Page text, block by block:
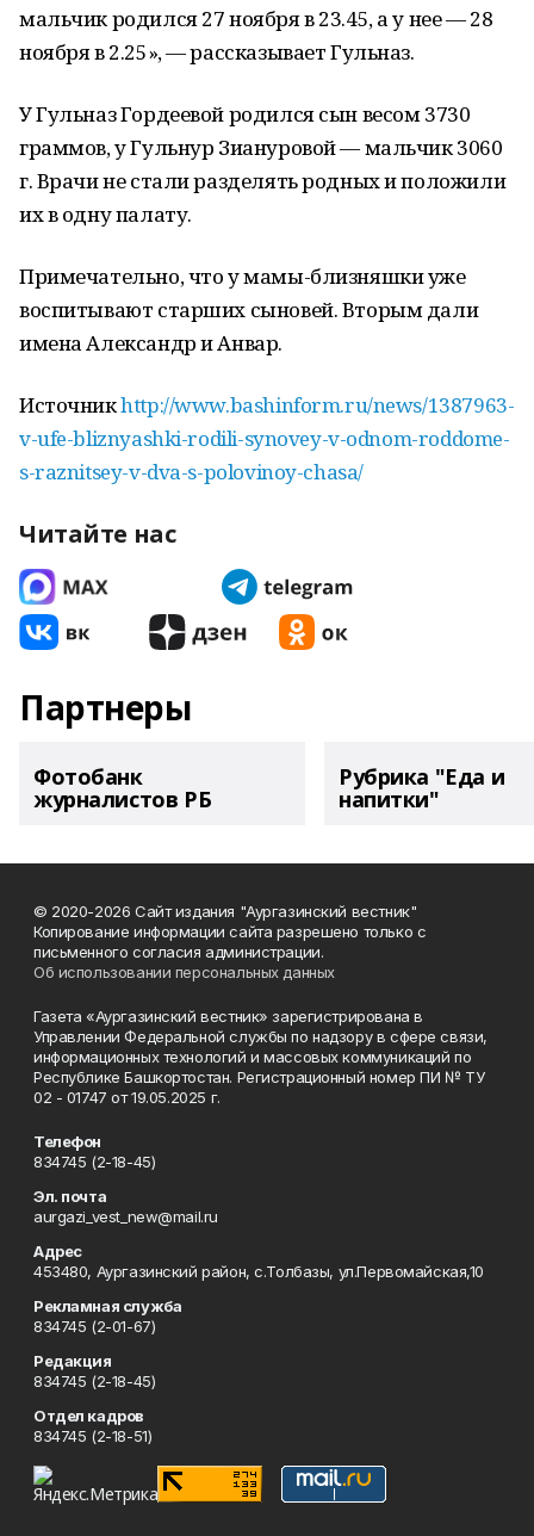
мальчик родился 27 ноября в 23.45, а у нее — 28
ноября в 2.25», — рассказывает Гульназ.
У Гульназ Гордеевой родился сын весом 3730
граммов, у Гульнур Зиануровой — мальчик 3060
г. Врачи не стали разделять родных и положили
их в одну палату.
Примечательно, что у мамы-близняшки уже
воспитывают старших сыновей. Вторым дали
имена Александр и Анвар.
Источникhttp://www.bashinform.ru/news/1387963-
v-ufe-bliznyashki-rodili-synovey-v-odnom-roddome-
s-raznitsey-v-dva-s-polovinoy-chasa/
Читайте нас
Партнеры
Фотобанк
журналистов РБ
Рубрика "Еда и
напитки"
© 2020-2026 Сайт издания "Аургазинский вестник"
Копирование информации сайта разрешено только с
письменного согласия администрации.
Об использовании персональных данных
Газета «Аургазинский вестник» зарегистрирована в
Управлении Федеральной службы по надзору в сфере связи,
информационных технологий и массовых коммуникаций по
Республике Башкортостан. Регистрационный номер ПИ № ТУ
02 - 01747 от 19.05.2025 г.
Телефон
834745 (2-18-45)
Эл. почта
aurgazi_vest_new@mail.ru
Адрес
453480, Аургазинский район, с.Толбазы, ул.Первомайская,10
Рекламная служба
834745 (2-01-67)
Редакция
834745 (2-18-45)
Отдел кадров
834745 (2-18-51)